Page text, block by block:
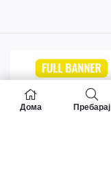
Дома Пребарај